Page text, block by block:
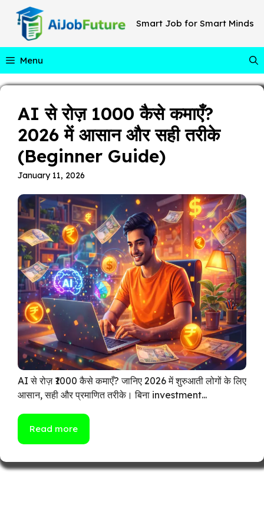
content
Smart Job for Smart Minds
Menu
AI से रोज़ ₹1000 कैसे कमाएँ?
2026 में आसान और सही तरीके
(Beginner Guide)
January 11, 2026
AI से रोज़ ₹1000 कैसे कमाएँ? जानिए 2026 में शुरुआती लोगों के लिए
आसान, सही और प्रमाणित तरीके। बिना investment...
Read more